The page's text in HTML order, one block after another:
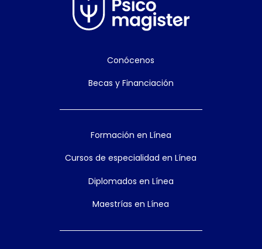
Conócenos
Becas y Financiación
Formación en Línea
Cursos de especialidad en Línea
Diplomados en Línea
Maestrías en Línea